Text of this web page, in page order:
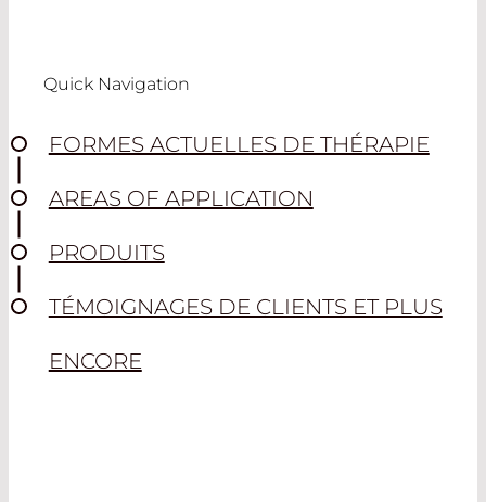
Quick Navigation
FORMES ACTUELLES DE THÉRAPIE
AREAS OF APPLICATION
PRODUITS
TÉMOIGNAGES DE CLIENTS ET PLUS
ENCORE